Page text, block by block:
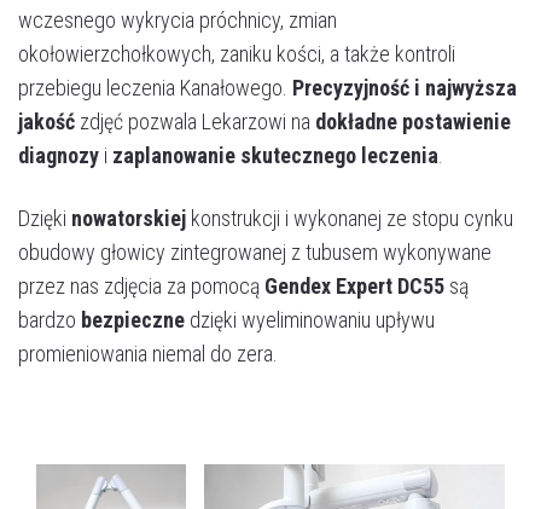
wczesnego wykrycia próchnicy, zmian
okołowierzchołkowych, zaniku kości, a także kontroli
przebiegu leczenia Kanałowego. Precyzyjność i najwyższa
jakość zdjęć pozwala Lekarzowi na dokładne postawienie
diagnozy i zaplanowanie skutecznego leczenia
Dzięki nowatorskiej konstrukcji i wykonanej ze stopu cynku
obudowy głowicy zintegrowanej z tubusem wykonywane
przez nas zdjęcia za pomocą Gendex Expert DC55 są
bardzo bezpieczne dzięki wyeliminowaniu upływu
promieniowania niemal do zera.